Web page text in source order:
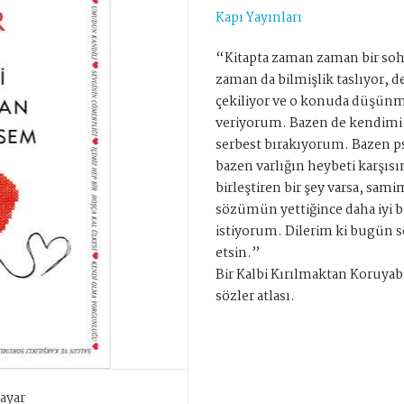
Kapı Yayınları
“Kitapta zaman zaman bir
zaman da bilmişlik taslıyor,
çekiliyor ve o konuda
veriyorum. Bazen de
serbest bırakıyorum. Bazen
bazen varlığın heybeti
birleştiren bir şey varsa,
sözümün yettiğince daha iyi
istiyorum. Dilerim ki bugün
etsin.”
Bir Kalbi Kırılmaktan
sözler atlası.